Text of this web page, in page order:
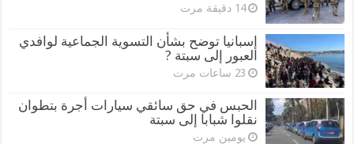
14 دقيقة مرت
إسبانيا توضح بشأن التسوية الجماعية لوافدي
العبور إلى سبتة ?
23 ساعات مرت
الحبس في حق سائقي سيارات أجرة بتطوان
نقلوا شبابا إلى سبتة
يومين مرت